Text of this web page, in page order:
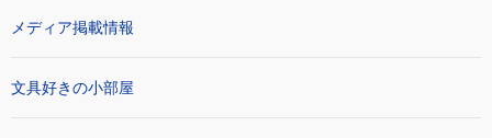
メディア掲載情報
文具好きの小部屋